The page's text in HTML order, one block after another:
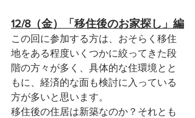
12/8（金）「移住後のお家探し」編
この回に参加する方は、おそらく移住
地をある程度いくつかに絞ってきた段
階の方々が多く、具体的な住環境とと
もに、経済的な面も検討に入っている
方が多いと思います。
移住後の住居は新築なのか？それとも